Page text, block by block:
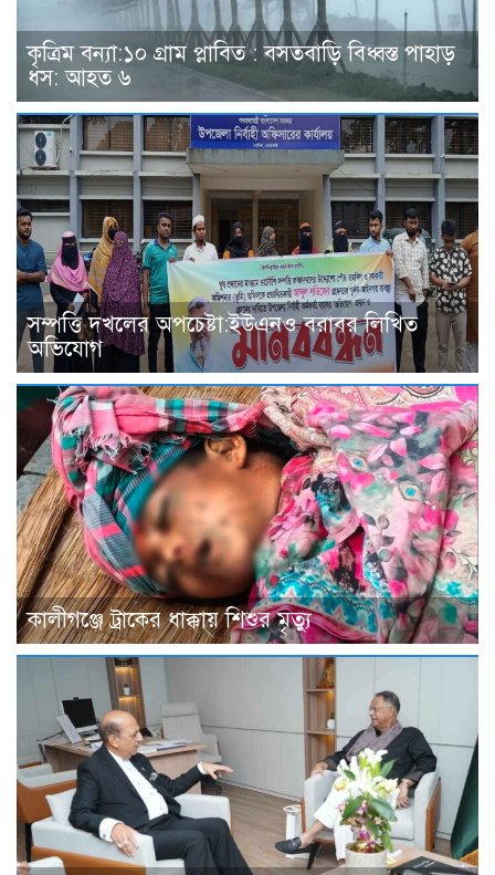
কৃত্রিম বন্যা:১০ গ্রাম প্লাবিত : বসতবাড়ি বিধ্বস্ত পাহাড়
ধস: আহত ৬
সম্পত্তি দখলের অপচেষ্টা:ইউএনও বরাবর লিখিত
অভিযোগ
কালীগঞ্জে ট্রাকের ধাক্কায় শিশুর মৃত্যু